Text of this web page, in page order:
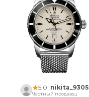
5.0 nikita_9305
Частный продавец